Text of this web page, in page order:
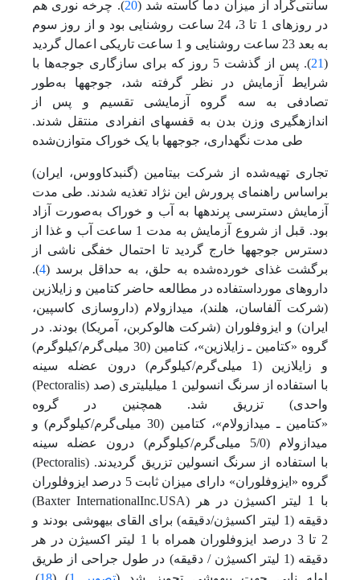
سانتی‌گراد از میزان دما کاسته شد (20). چرخه نوری هم
در روزهای 1 تا 3، 24 ساعت روشنایی بود و از روز سوم
به بعد 23 ساعت روشنایی و 1 ساعت تاریکی اعمال گردید
(
21
). پس از گذشت 5 روز که برای سازگاری جوجه‌ها با
شرایط آزمایش در نظر گرفته شد، جوجه‏ها به‌طور
تصادفی به سه گروه آزمایشی تقسیم و پس از
اندازه‏گیری وزن بدن به قفس‏های انفرادی منتقل شدند.
تجاری تهیه‌شده از شرکت بیتامین (گنبدکاووس، ایران)
بر‌اساس راهنمای پرورش این نژاد تغذیه شدند. طی مدت
آزمایش دسترسی پرنده‏ها به آب و خوراک به‌صورت آزاد
بود. قبل از شروع آزمایش به مدت 1 ساعت آب و غذا از
دسترس جوجه‏ها خارج گردید تا احتمال خفگی ناشی از
برگشت غذای خورده‌شده به حلق، به حداقل برسد (4
).
داروهای مورداستفاده در مطالعه حاضر کتامین و زایلازین
(شرکت آلفاسان، هلند)، میدازولام (داروسازی کاسپین،
ایران) و ایزوفلوران (شرکت هالوکربن، آمریکا) بودند. در
گروه «کتامین ـ زایلازین»، کتامین (30 میلی‌گرم/کیلوگرم)
و زایلازین (1 میلی‌گرم/کیلوگرم‌) درون عضله سینه
(Pectoralis) با استفاده از سرنگ انسولین 1 میلی‏لیتری (صد
واحدی) تزریق شد. همچنین در گروه
«کتامین ـ میدازولام»، کتامین (30 میلی‌گرم/کیلوگرم) و
میدازولام (5/0‌ میلی‌گرم/کیلوگرم) درون عضله سینه
(Pectoralis) با استفاده از سرنگ انسولین تزریق گردیدند.
گروه «ایزوفلوران» دارای میزان ثابت 5 درصد ایزوفلوران
(Baxter International‌Inc.USA) با 1 لیتر اکسیژن در هر
دقیقه (1 ‌‌‌‌لیتر ‌‌اکسیژن/‌دقیقه) برای القای بیهوشی بودند و
2 تا 3 درصد ایزوفلوران همراه با 1 لیتر اکسیژن در هر
دقیقه (1 ‌‌‌‌لیتر ‌‌اکسیژن /‌ دقیقه) در طول جر‌احی از طریق